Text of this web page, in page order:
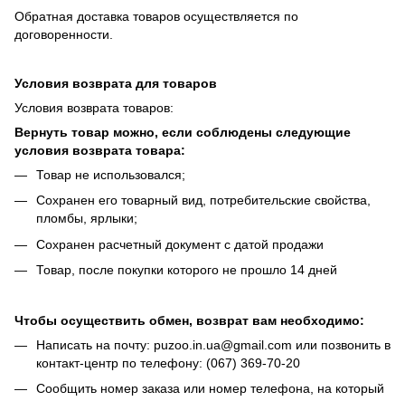
Обратная доставка товаров осуществляется по
договоренности.
Условия возврата для товаров
Условия возврата товаров:
Вернуть товар можно, если соблюдены следующие
условия возврата товара:
Товар не использовался;
Сохранен его товарный вид, потребительские свойства,
пломбы, ярлыки;
Сохранен расчетный документ с датой продажи
Товар, после покупки которого не прошло 14 дней
Чтобы осуществить обмен, возврат вам необходимо:
Написать на почту: puzoo.in.ua@gmail.com или позвонить в
контакт-центр по телефону: (067) 369-70-20
Сообщить номер заказа или номер телефона, на который